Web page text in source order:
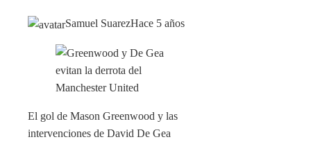
Samuel SuarezHace 5 años
El gol de Mason Greenwood y las
intervenciones de David De Gea